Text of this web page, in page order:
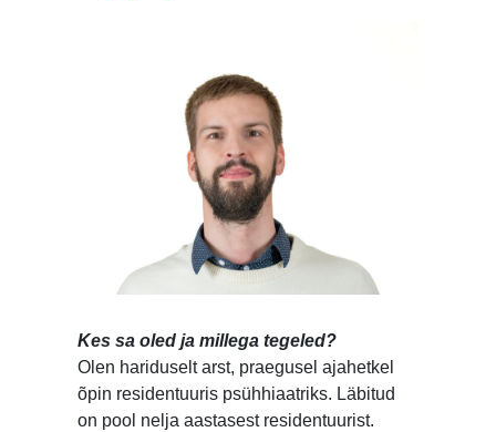
Kes sa oled ja millega tegeled?
Olen hariduselt arst, praegusel ajahetkel
õpin residentuuris psühhiaatriks. Läbitud
on pool nelja aastasest residentuurist.